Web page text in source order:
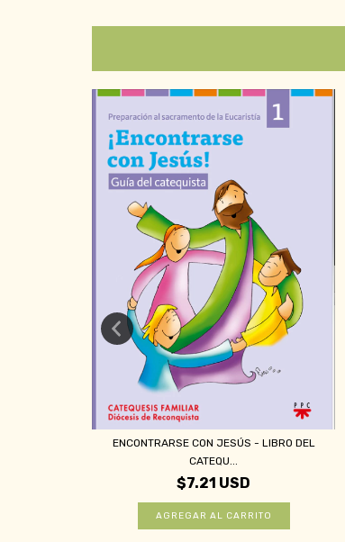
ENCONTRARSE CON JESÚS - LIBRO DEL
CATEQU...
$7.21 USD